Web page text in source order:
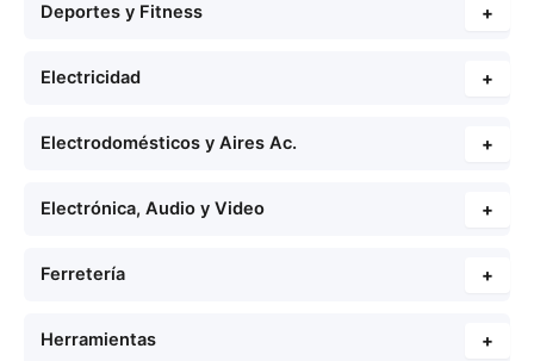
Deportes y Fitness +
Electricidad +
Electrodomésticos y Aires Ac. +
Electrónica, Audio y Video +
Ferretería +
Herramientas +